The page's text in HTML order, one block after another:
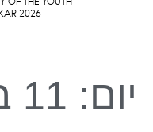
יום: 11 במאי 2021